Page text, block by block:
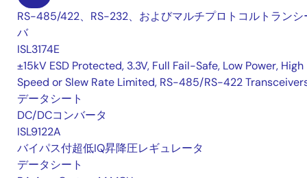
RS-485/422、RS-232、およびマルチプロトコルトランシ
バ
ISL3174E
±15kV ESD Protected, 3.3V, Full Fail-Safe, Low Power, High
Speed or Slew Rate Limited, RS-485/RS-422
データシート
DC/DCコンバータ
ISL9122A
バイパス付超低IQ昇降圧レギュレータ
データシート